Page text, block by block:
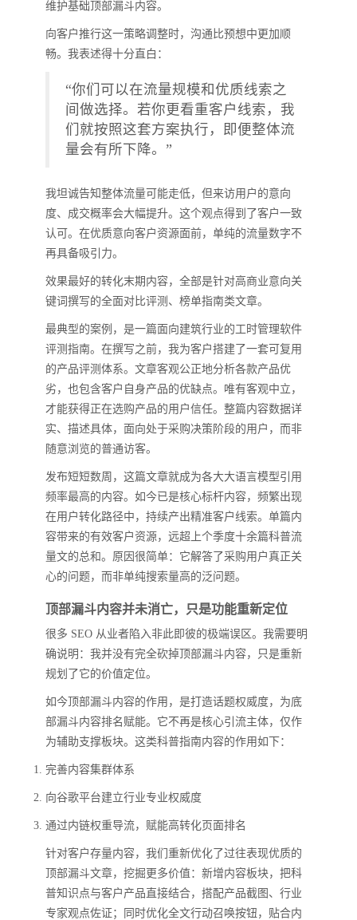
维护基础顶部漏斗内容。
向客户推行这一策略调整时，沟通比预想中更加顺
畅。我表述得十分直白：
“你们可以在流量规模和优质线索之
间做选择。若你更看重客户线索，我
们就按照这套方案执行，即便整体流
量会有所下降。”
我坦诚告知整体流量可能走低，但来访用户的意向
度、成交概率会大幅提升。这个观点得到了客户一致
认可。在优质意向客户资源面前，单纯的流量数字不
再具备吸引力。
效果最好的转化末期内容，全部是针对高商业意向关
键词撰写的全面对比评测、榜单指南类文章。
最典型的案例，是一篇面向建筑行业的工时管理软件
评测指南。在撰写之前，我为客户搭建了一套可复用
的产品评测体系。文章客观公正地分析各款产品优
劣，也包含客户自身产品的优缺点。唯有客观中立，
才能获得正在选购产品的用户信任。整篇内容数据详
实、描述具体，面向处于采购决策阶段的用户，而非
随意浏览的普通访客。
发布短短数周，这篇文章就成为各大大语言模型引用
频率最高的内容。如今已是核心标杆内容，频繁出现
在用户转化路径中，持续产出精准客户线索。单篇内
容带来的有效客户资源，远超上个季度十余篇科普流
量文的总和。原因很简单：它解答了采购用户真正关
心的问题，而非单纯搜索量高的泛问题。
顶部漏斗内容并未消亡，只是功能重新定位
很多 SEO 从业者陷入非此即彼的极端误区。我需要明
确说明：我并没有完全砍掉顶部漏斗内容，只是重新
规划了它的价值定位。
如今顶部漏斗内容的作用，是打造话题权威度，为底
部漏斗内容排名赋能。它不再是核心引流主体，仅作
为辅助支撑板块。这类科普指南内容的作用如下：
完善内容集群体系
向谷歌平台建立行业专业权威度
通过内链权重导流，赋能高转化页面排名
针对客户存量内容，我们重新优化了过往表现优质的
顶部漏斗文章，挖掘更多价值：新增内容板块，把科
普知识点与客户产品直接结合，搭配产品截图、行业
专家观点佐证；同时优化全文行动召唤按钮，贴合内